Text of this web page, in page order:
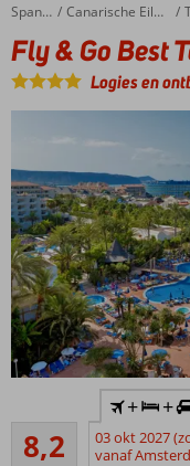
18 jaar
Volledige
ontspanning
in het luxe
Spa Center
Tip van
cocktails
drinken
op het
Chill-
Out
terras
op de 8e
etage
Home Spanje Canarische Eilanden
Fly & Go Best Tenerife
Fly & Go Best
Logies en
Goed,
beter:
8,2
Zeer goed
555
+ +
03 okt 2027
vanaf